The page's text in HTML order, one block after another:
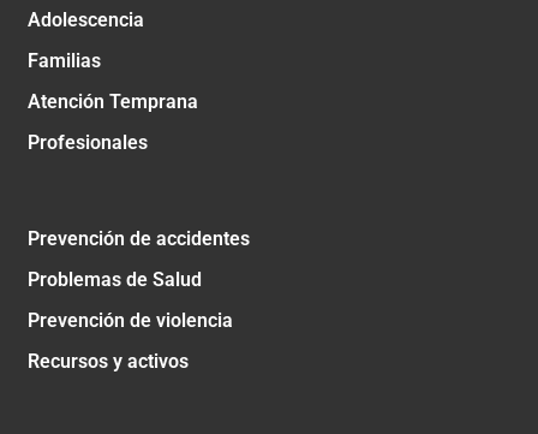
Adolescencia
Familias
Atención Temprana
Profesionales
Prevención de accidentes
Problemas de Salud
Prevención de violencia
Recursos y activos